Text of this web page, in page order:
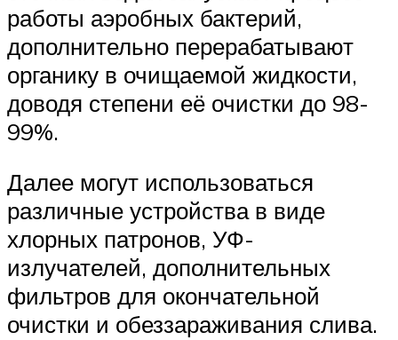
работы аэробных бактерий,
дополнительно перерабатывают
органику в очищаемой жидкости,
доводя степени её очистки до 98-
99%.
Далее могут использоваться
различные устройства в виде
хлорных патронов, УФ-
излучателей, дополнительных
фильтров для окончательной
очистки и обеззараживания слива.